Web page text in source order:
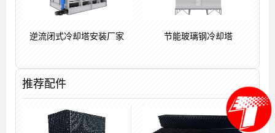
逆流闭式冷却塔安装厂家 节能玻璃钢冷却塔
推荐配件